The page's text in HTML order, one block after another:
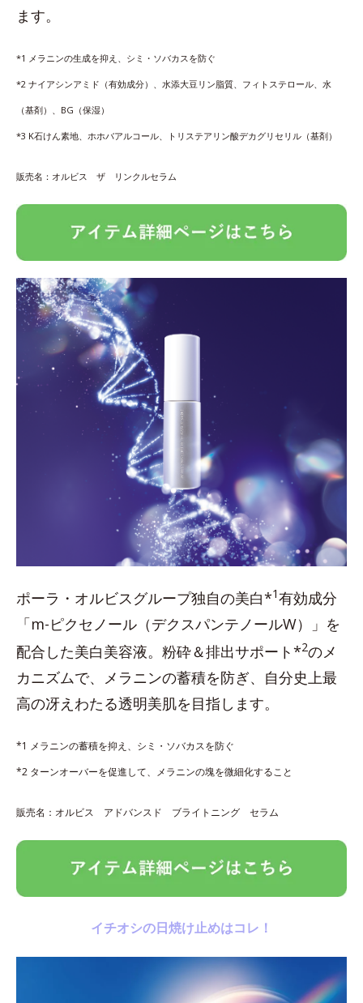
ます。
*1 メラニンの生成を抑え、シミ・ソバカスを防ぐ
*2 ナイアシンアミド（有効成分）、水添大豆リン脂質、フィトステロール、水
（基剤）、BG（保湿）
*3 K石けん素地、ホホバアルコール、トリステアリン酸デカグリセリル（基剤）
販売名：オルビス ザ リンクルセラム
ポーラ・オルビスグループ独自の美白*1有効成分
「m-ピクセノール（デクスパンテノールW）」を
配合した美白美容液。粉砕＆排出サポート*2のメ
カニズムで、メラニンの蓄積を防ぎ、自分史上最
高の冴えわたる透明美肌を目指します。
*1 メラニンの蓄積を抑え、シミ・ソバカスを防ぐ
*2 ターンオーバーを促進して、メラニンの塊を微細化すること
販売名：オルビス アドバンスド ブライトニング セラム
イチオシの日焼け止めはコレ！